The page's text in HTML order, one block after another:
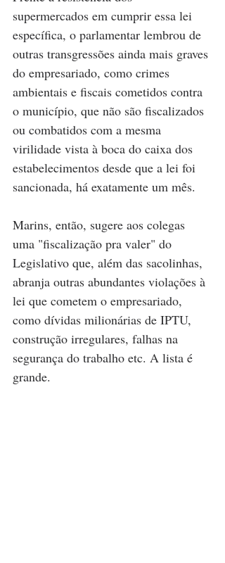
supermercados em cumprir essa lei
específica, o parlamentar lembrou de
outras transgressões ainda mais graves
do empresariado, como crimes
ambientais e fiscais cometidos contra
o município, que não são fiscalizados
ou combatidos com a mesma
virilidade vista à boca do caixa dos
estabelecimentos desde que a lei foi
sancionada, há exatamente um mês.
Marins, então, sugere aos colegas
uma "fiscalização pra valer" do
Legislativo que, além das sacolinhas,
abranja outras abundantes violações à
lei que cometem o empresariado,
como dívidas milionárias de IPTU,
construção irregulares, falhas na
segurança do trabalho etc. A lista é
grande.